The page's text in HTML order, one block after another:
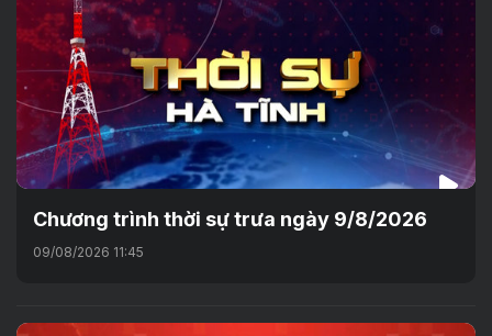
Chương trình thời sự trưa ngày 9/8/2026
09/08/2026 11:45